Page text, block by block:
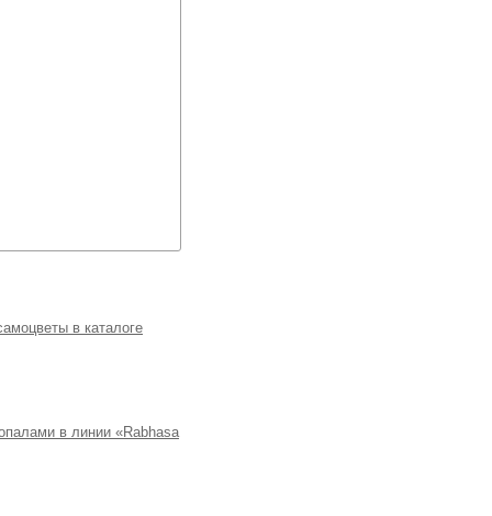
в каталоге
в линии «Rabhasa